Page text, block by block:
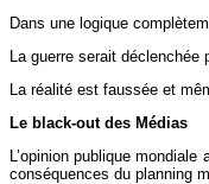
Dans une logique
La guerre serait déclenchée
La réalité est faussée et
Le black-out des Médias
L’opinion publique
conséquences du planning